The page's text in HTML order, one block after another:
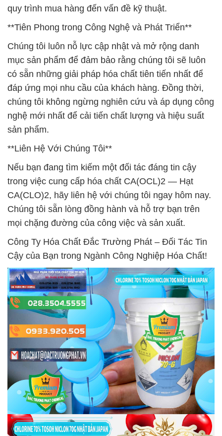
quy trình mua hàng đến vấn đề kỹ thuật.
**Tiên Phong trong Công Nghệ và Phát Triển**
Chúng tôi luôn nỗ lực cập nhật và mở rộng danh
mục sản phẩm để đảm bảo rằng chúng tôi sẽ luôn
có sẵn những giải pháp hóa chất tiên tiến nhất để
đáp ứng mọi nhu cầu của khách hàng. Đồng thời,
chúng tôi không ngừng nghiên cứu và áp dụng công
nghệ mới nhất để cải tiến chất lượng và hiệu suất
sản phẩm.
**Liên Hệ Với Chúng Tôi**
Nếu bạn đang tìm kiếm một đối tác đáng tin cậy
trong việc cung cấp hóa chất CA(OCL)2 — Hạt
CA(CLO)2, hãy liên hệ với chúng tôi ngay hôm nay.
Chúng tôi sẵn lòng đồng hành và hỗ trợ bạn trên
mọi chặng đường của công việc và sản xuất.
Công Ty Hóa Chất Đắc Trường Phát – Đối Tác Tin
Cậy của Bạn trong Ngành Công Nghiệp Hóa Chất!